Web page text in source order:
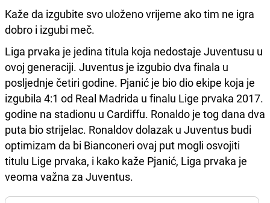
Kaže da izgubite svo uloženo vrijeme ako tim ne igra
dobro i izgubi meč.
Liga prvaka je jedina titula koja nedostaje Juventusu u
ovoj generaciji. Juventus je izgubio dva finala u
posljednje četiri godine. Pjanić je bio dio ekipe koja je
izgubila 4:1 od Real Madrida u finalu Lige prvaka 2017.
godine na stadionu u Cardiffu. Ronaldo je tog dana dva
puta bio strijelac. Ronaldov dolazak u Juventus budi
optimizam da bi Bianconeri ovaj put mogli osvojiti
titulu Lige prvaka, i kako kaže Pjanić, Liga prvaka je
veoma važna za Juventus.